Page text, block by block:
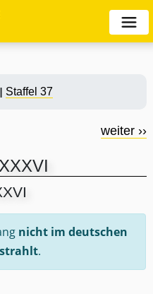
Staffel 37
weiter ››
nicht im deutschen
.